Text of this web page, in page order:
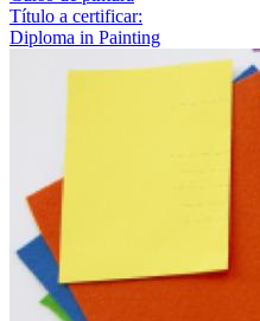
Título a certificar:
Diploma in Painting